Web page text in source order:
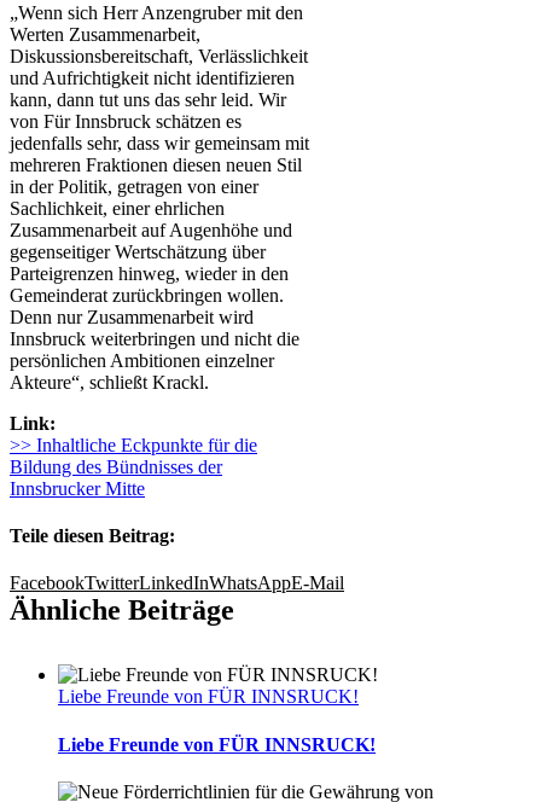
„Wenn sich Herr Anzengruber mit den
Werten Zusammenarbeit,
Diskussionsbereitschaft, Verlässlichkeit
und Aufrichtigkeit nicht identifizieren
kann, dann tut uns das sehr leid. Wir
von Für Innsbruck schätzen es
jedenfalls sehr, dass wir gemeinsam mit
mehreren Fraktionen diesen neuen Stil
in der Politik, getragen von einer
Sachlichkeit, einer ehrlichen
Zusammenarbeit auf Augenhöhe und
gegenseitiger Wertschätzung über
Parteigrenzen hinweg, wieder in den
Gemeinderat zurückbringen wollen.
Denn nur Zusammenarbeit wird
Innsbruck weiterbringen und nicht die
persönlichen Ambitionen einzelner
Akteure“, schließt Krackl.
Link:
>> Inhaltliche Eckpunkte für die
Bildung des Bündnisses der
Innsbrucker Mitte
Teile diesen Beitrag:
FacebookTwitterLinkedInWhatsAppE-Mail
Ähnliche Beiträge
Liebe Freunde von FÜR INNSRUCK!
Liebe Freunde von FÜR INNSRUCK!